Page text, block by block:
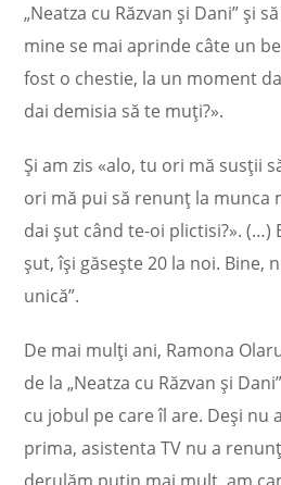
„Neatza cu Răzvan și Dani” și
mine se mai aprinde câte un
fost o chestie, la un moment
dai demisia să te muți?».
Și am zis «alo, tu ori mă susții
ori mă pui să renunț la munca
dai șut când te-oi plictisi?». (…)
șut, își găsește 20 la noi. Bine,
unică”.
De mai mulți ani, Ramona
de la „Neatza cu Răzvan și
cu jobul pe care îl are. Deși nu
prima, asistenta TV nu a